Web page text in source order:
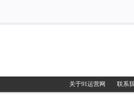
关于91运营网 联系